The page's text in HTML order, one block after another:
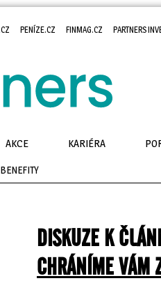
DISKUZE K
CHRÁNÍME VÁM
PENÍZE.CZ FINMAG.CZ PARTNERS
AKCE KARIÉRA
BENEFITY